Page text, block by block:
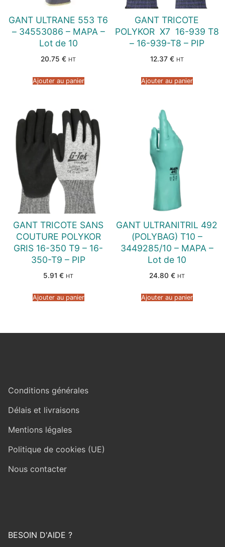
GANT ULTRANE 553 T6
– 34553086 – MAPA –
Lot de 10
20.75 € HT
Ajouter au panier
GANT TRICOTE
POLYKOR  X7  16-939 T8
– 16-939-T8 – PIP
12.37 € HT
Ajouter au panier
GANT TRICOTE SANS
COUTURE POLYKOR
GRIS 16-350 T9 – 16-
350-T9 – PIP
5.91 € HT
Ajouter au panier
GANT ULTRANITRIL 492
(POLYBAG) T10 –
3449285/10 – MAPA –
Lot de 10
24.80 € HT
Ajouter au panier
Conditions générales
Délais et livraisons
Mentions légales
Politique de cookies (UE)
Nous contacter
BESOIN D'AIDE ?